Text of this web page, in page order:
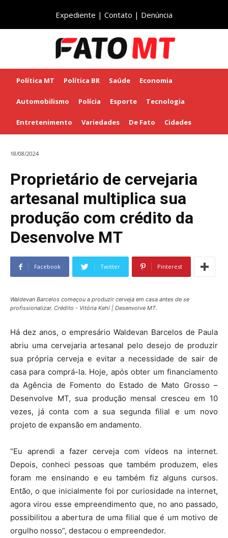
Expediente | Contato | Denúncia
Política MT Política BR Saúde Economia
Automobilismo Polícia Esporte Tecnologia
Entretenimento Variedades De Fato Cidades
18/08/2024
Proprietário de cervejaria
artesanal multiplica sua
produção com crédito da
Desenvolve MT
Facebook Twitter Pinterest
Waldevan Barcelos começou a produzir cerveja em casa antes de se
profissionalizar. Crédito - Vitória Kehl | Desenvolve MT.
Há dez anos, o empresário Waldevan Barcelos de Paula
abriu uma cervejaria artesanal pelo desejo de produzir
sua própria cerveja e evitar a necessidade de sair de
casa para comprá-la. Hoje, após obter um financiamento
da Agência de Fomento do Estado de Mato Grosso –
Desenvolve MT, sua produção mensal cresceu em 10
vezes, já conta com a sua segunda filial e um novo
projeto de expansão em andamento.
“Eu aprendi a fazer cerveja com vídeos na internet.
Depois, conheci pessoas que também produzem, eles
foram me ensinando e eu também fiz alguns cursos.
Então, o que inicialmente foi por curiosidade na internet,
agora virou esse empreendimento que, no ano passado,
possibilitou a abertura de uma filial que é um motivo de
orgulho nosso”, destacou o empreendedor.